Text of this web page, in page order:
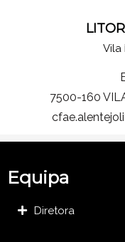
Vila
7500-160
Equipa
Diretora